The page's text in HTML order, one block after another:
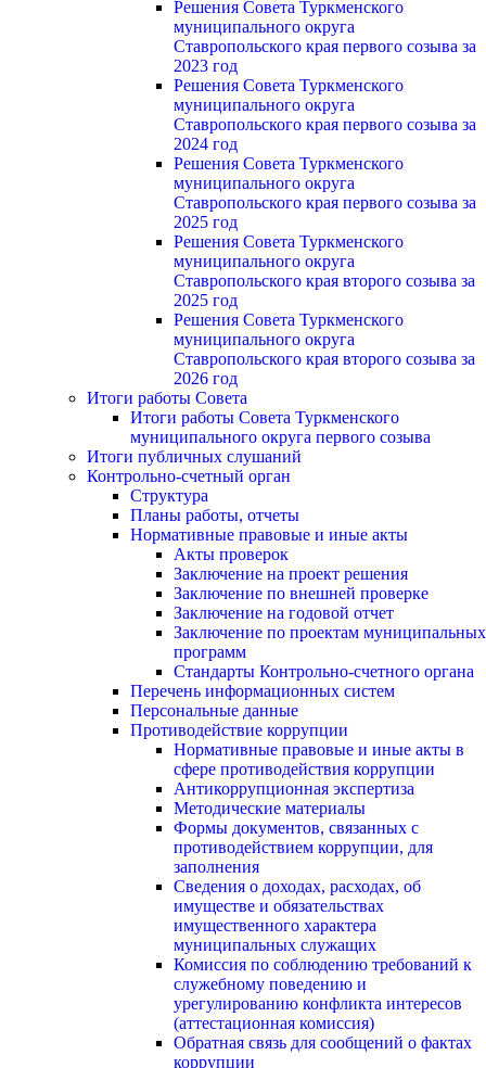
Решения Совета Туркменского
муниципального округа
Ставропольского края первого созыва за
2023 год
Решения Совета Туркменского
муниципального округа
Ставропольского края первого созыва за
2024 год
Решения Совета Туркменского
муниципального округа
Ставропольского края первого созыва за
2025 год
Решения Совета Туркменского
муниципального округа
Ставропольского края второго созыва за
2025 год
Решения Совета Туркменского
муниципального округа
Ставропольского края второго созыва за
2026 год
Итоги работы Совета
Итоги работы Совета Туркменского
муниципального округа первого созыва
Итоги публичных слушаний
Контрольно-счетный орган
Структура
Планы работы, отчеты
Нормативные правовые и иные акты
Акты проверок
Заключение на проект решения
Заключение по внешней проверке
Заключение на годовой отчет
Заключение по проектам муниципальных
программ
Стандарты Контрольно-счетного органа
Перечень информационных систем
Персональные данные
Противодействие коррупции
Нормативные правовые и иные акты в
сфере противодействия коррупции
Антикоррупционная экспертиза
Методические материалы
Формы документов, связанных с
противодействием коррупции, для
заполнения
Сведения о доходах, расходах, об
имуществе и обязательствах
имущественного характера
муниципальных служащих
Комиссия по соблюдению требований к
служебному поведению и
урегулированию конфликта интересов
(аттестационная комиссия)
Обратная связь для сообщений о фактах
коррупции